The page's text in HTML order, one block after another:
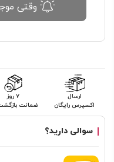
وقتی
ارسال
اکسپرس رایگان
۷ روز
ضمانت بازگشت
سوالی دارید؟